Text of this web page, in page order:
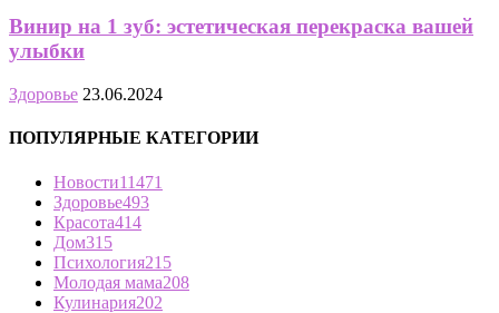
Винир на 1 зуб: эстетическая перекраска вашей
улыбки
Здоровье 23.06.2024
ПОПУЛЯРНЫЕ КАТЕГОРИИ
Новости11471
Здоровье493
Красота414
Дом315
Психология215
Молодая мама208
Кулинария202